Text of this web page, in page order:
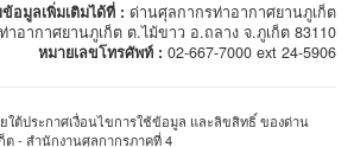
อมูลเพิ่มเติมได้ที่ : ด่านศุลกากรท่าอากาศยานภูเก็ต
อากาศยานภูเก็ต ต.ไม้ขาว อ.ถลาง จ.ภูเก็ต 83110
หมายเลขโทรศัพท์ : 02-667-7000 ext 24-5906
ต้ประกาศเงื่อนไขการใช้ข้อมูล และลิขสิทธิ์ ของด่าน
ต - สำนักงานศุลกากรภาคที่ 4